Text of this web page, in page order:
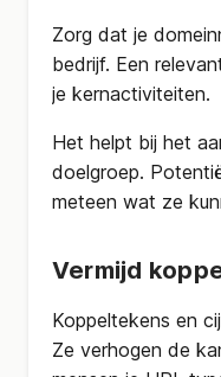
Zorg dat je
bedrijf. Een
je kernactiviteiten.
Het helpt bij het
doelgroep.
meteen wat ze
Vermijd
Koppeltekens en
Ze verhogen de